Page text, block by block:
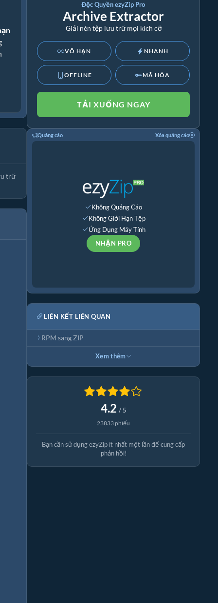
trữ
Độc Quyền ezyZip Pro
Archive Extractor
Giải nén tệp lưu trữ mọi kích cỡ
VÔ HẠN NHANH
OFFLINE MÃ HÓA
TẢI XUỐNG NGAY
Quảng cáo Xóa quảng cáo
Không Quảng Cáo
Không Giới Hạn Tệp
Ứng Dụng Máy Tính
NHẬN PRO
LIÊN KẾT LIÊN QUAN
RPM sang ZIP
Xem thêm
4.2 / 5
23833 phiếu
Bạn cần sử dụng ezyZip ít nhất một lần để cung cấp
phản hồi!